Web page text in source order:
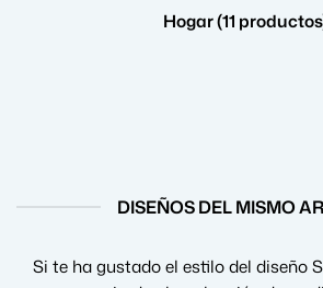
Hogar (11
DISEÑOS DEL MISMO
Si te ha gustado el estilo del diseño